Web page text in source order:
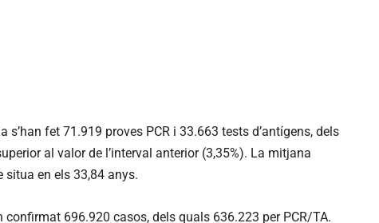
fet 71.919 proves PCR i 33.663 tests d’antígens, dels
al valor de l’interval anterior (3,35%). La mitjana
situa en els 33,84 anys.
confirmat 696.920 casos, dels quals 636.223 per PCR/TA.